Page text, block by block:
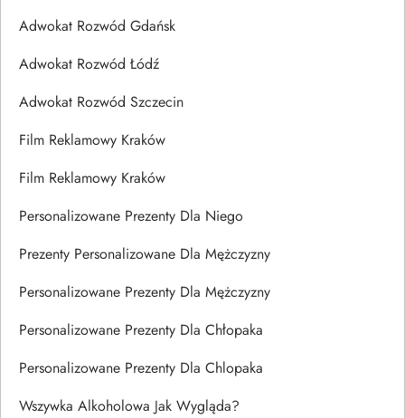
Adwokat Rozwód Gdańsk
Adwokat Rozwód Łódź
Adwokat Rozwód Szczecin
Film Reklamowy Kraków
Film Reklamowy Kraków
Personalizowane Prezenty Dla Niego
Prezenty Personalizowane Dla Mężczyzny
Personalizowane Prezenty Dla Mężczyzny
Personalizowane Prezenty Dla Chłopaka
Personalizowane Prezenty Dla Chlopaka
Wszywka Alkoholowa Jak Wygląda?